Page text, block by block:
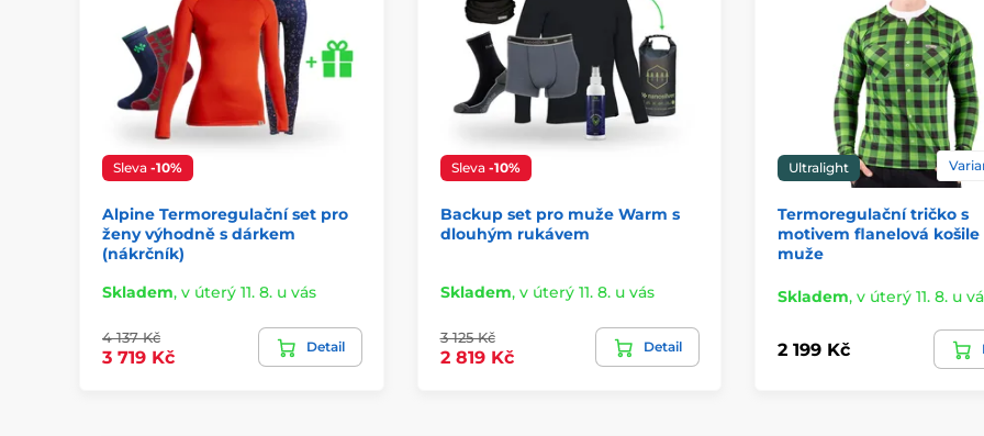
Sleva -10%
Alpine Termoregulační set pro
ženy výhodně s dárkem
(nákrčník)
Skladem, v úterý 11. 8. u vás
4 137 Kč
3 719 Kč
Detail
Sleva -10%
Backup set pro muže Warm s
dlouhým rukávem
Skladem, v úterý 11. 8. u vás
3 125 Kč
2 819 Kč
Detail
Ultralight
Termoregulační tričko s
motivem flanelová košile
muže
Skladem, v úterý 11. 8. u
2 199 Kč